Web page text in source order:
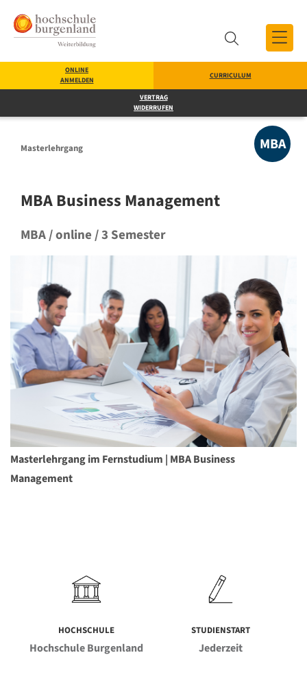
Zum Inhalt
Zum Menü
Zur Suche
Suche
Masterlehrgang MBA
MBA Business Management
MBA / online / 3 Semester
Masterlehrgang im Fernstudium | MBA Business
Management
ONLINE
ANMELDEN
CURRICULUM
VERTRAG
WIDERRUFEN
HOCHSCHULE
Hochschule Burgenland
STUDIENSTART
Jederzeit